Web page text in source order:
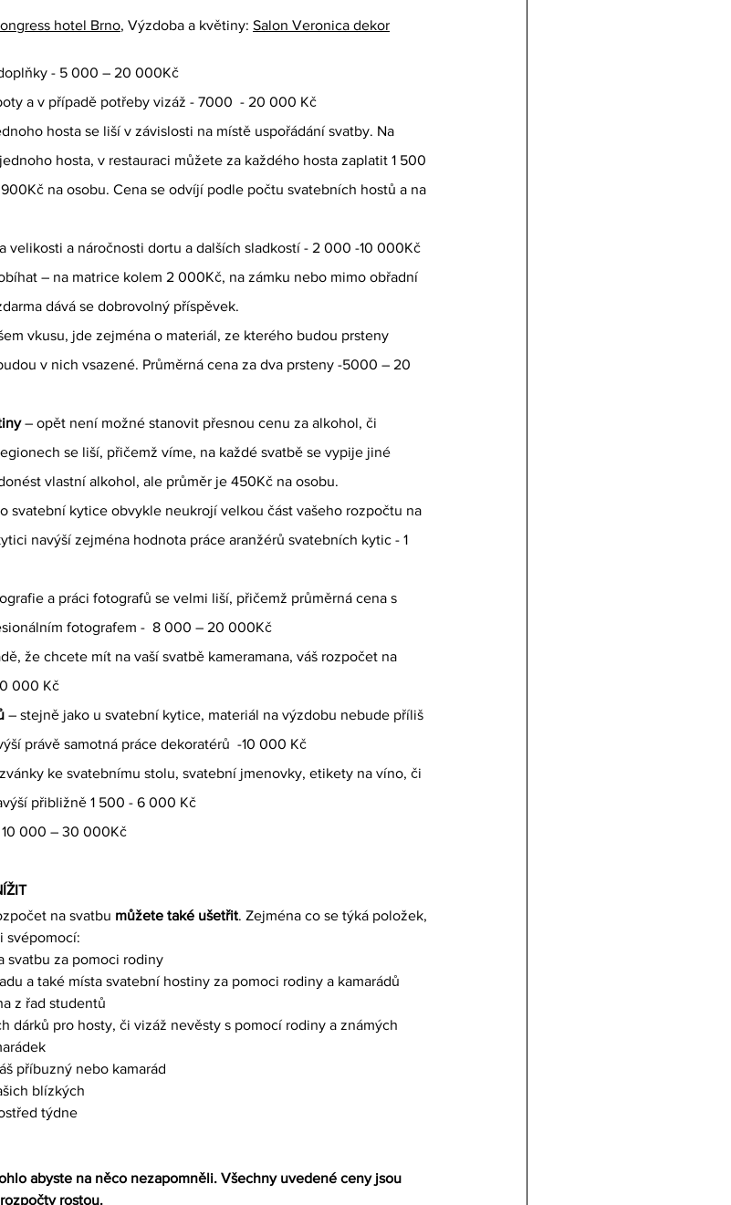
hotel Brno, Výzdoba a květiny: Salon Veronica dekor
- 5 000 – 20 000Kč
a v případě potřeby vizáž - 7000  - 20 000 Kč
hosta se liší v závislosti na místě uspořádání svatby. Na
hosta, v restauraci můžete za každého hosta zaplatit 1 500
na osobu. Cena se odvíjí podle počtu svatebních hostů a na
velikosti a náročnosti dortu a dalších sladkostí - 2 000 -10 000Kč
– na matrice kolem 2 000Kč, na zámku nebo mimo obřadní
dává se dobrovolný příspěvek.
vkusu, jde zejména o materiál, ze kterého budou prsteny
v nich vsazené. Průměrná cena za dva prsteny -5000 – 20
– opět není možné stanovit přesnou cenu za alkohol, či
se liší, přičemž víme, na každé svatbě se vypije jiné
vlastní alkohol, ale průměr je 450Kč na osobu.
svatební kytice obvykle neukrojí velkou část vašeho rozpočtu na
navýší zejména hodnota práce aranžérů svatebních kytic - 1
a práci fotografů se velmi liší, přičemž průměrná cena s
fotografem -  8 000 – 20 000Kč
že chcete mít na vaší svatbě kameramana, váš rozpočet na
000 Kč
– stejně jako u svatební kytice, materiál na výzdobu nebude příliš
právě samotná práce dekoratérů  -10 000 Kč
ke svatebnímu stolu, svatební jmenovky, etikety na víno, či
přibližně 1 500 - 6 000 Kč
10 000 – 30 000Kč
na svatbu můžete také ušetřit. Zejména co se týká položek,
svépomocí:
svatbu za pomoci rodiny
a také místa svatební hostiny za pomoci rodiny a kamarádů
z řad studentů
dárků pro hosty, či vizáž nevěsty s pomocí rodiny a známých
příbuzný nebo kamarád
blízkých
týdne
abyste na něco nezapomněli. Všechny uvedené ceny jsou
rostou.